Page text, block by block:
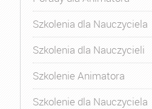
Szkolenia dla Nauczyciela
Szkolenia dla Nauczycieli
Szkolenie Animatora
Szkolenie dla Nauczyciela